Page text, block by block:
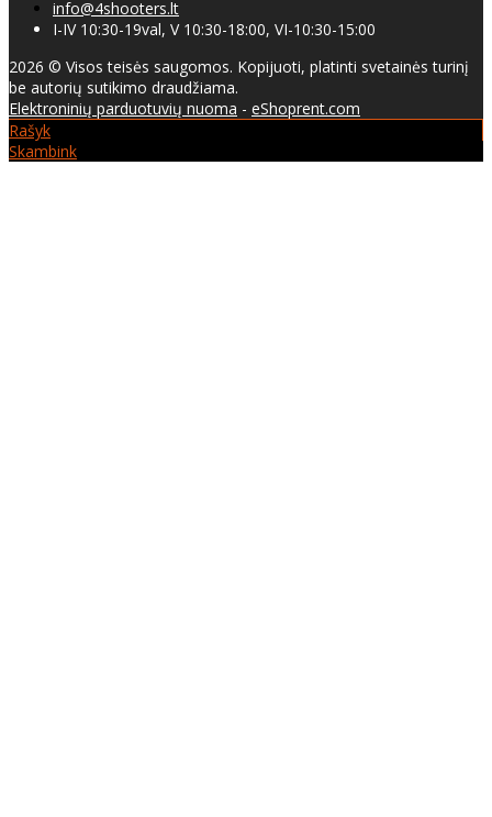
info@4shooters.lt
I-IV 10:30-19val, V 10:30-18:00, VI-10:30-15:00
2026 © Visos teisės saugomos. Kopijuoti, platinti svetainės turinį
be autorių sutikimo draudžiama.
Elektroninių parduotuvių nuoma - eShoprent.com
Rašyk
Skambink